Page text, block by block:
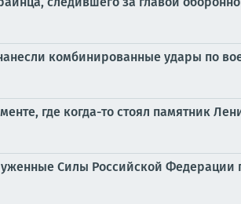
комбинированные удары по
где когда-то стоял памятник
Силы Российской Федерации